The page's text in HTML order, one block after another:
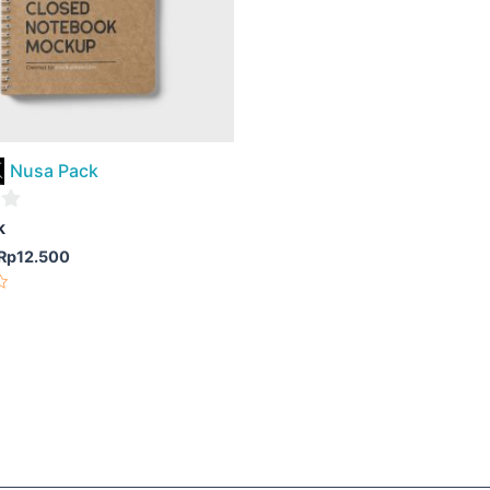
Nusa Pack
12.500